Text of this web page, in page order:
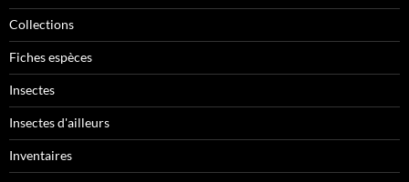
Collections
Fiches espèces
Insectes
Insectes d'ailleurs
Inventaires